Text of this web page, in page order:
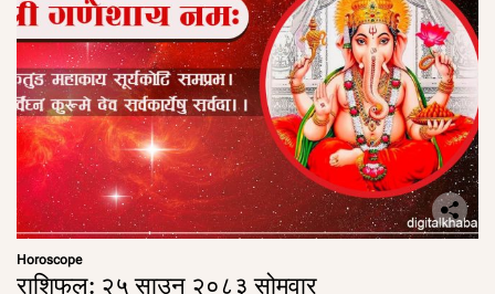
Horoscope
राशिफल: २५ साउन २०८३ सोमवार